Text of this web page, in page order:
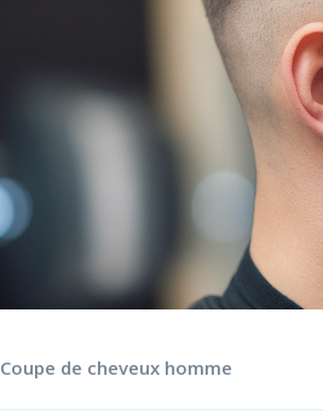
Coupe de cheveux homme